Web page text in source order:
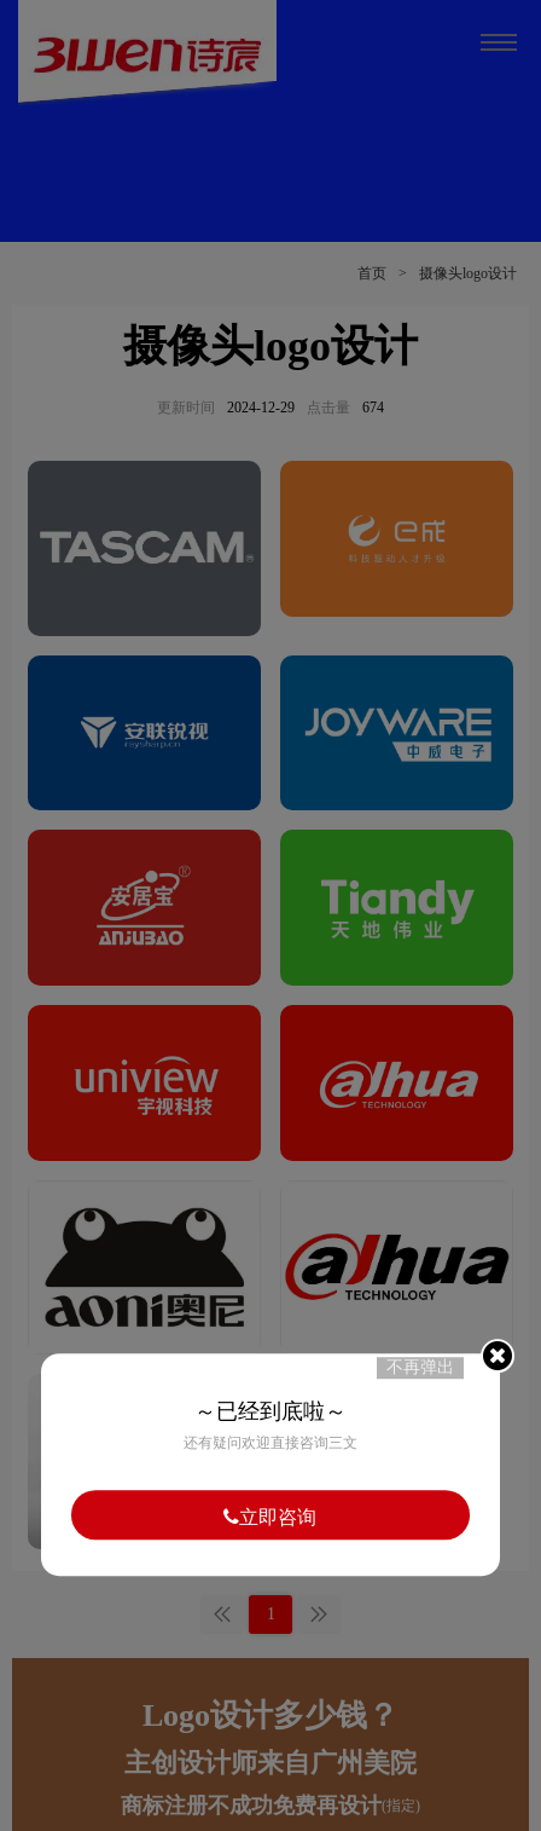
首页 > 摄像头logo设计
摄像头logo设计
更新时间 2024-12-29 点击量 674
1
Logo设计多少钱？
主创设计师来自广州美院
商标注册不成功免费再设计(指定)
不再弹出
～已经到底啦～
还有疑问欢迎直接咨询三文
立即咨询